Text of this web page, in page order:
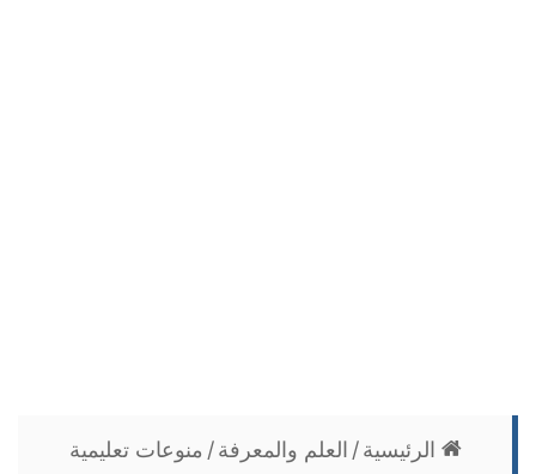
الرئيسية / العلم والمعرفة / منوعات تعليمية